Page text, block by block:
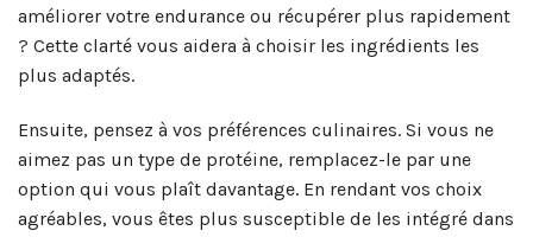
améliorer votre endurance ou récupérer plus rapidement
? Cette clarté vous aidera à choisir les ingrédients les
plus adaptés.
Ensuite, pensez à vos préférences culinaires. Si vous ne
aimez pas un type de protéine, remplacez-le par une
option qui vous plaît davantage. En rendant vos choix
agréables, vous êtes plus susceptible de les intégré dans